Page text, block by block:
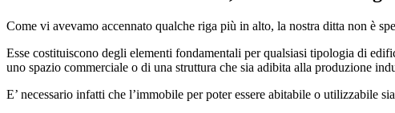
Come vi avevamo accennato qualche riga più in alto, la nostra ditta non è
Esse costituiscono degli elementi fondamentali per qualsiasi tipologia di
uno spazio commerciale o di una struttura che sia adibita alla produzione
E’ necessario infatti che l’immobile per poter essere abitabile o utilizzabile